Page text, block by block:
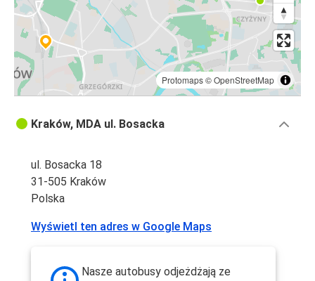
Protomaps©OpenStreetMap
Kraków, MDA ul. Bosacka
ul. Bosacka 18
31-505 Kraków
Polska
Wyświetl ten adres w Google Maps
Nasze autobusy odjeżdżają ze